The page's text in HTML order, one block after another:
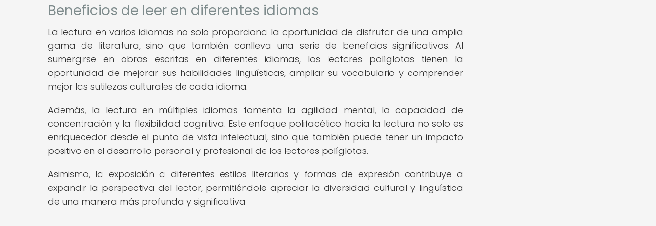
Beneficios de leer en diferentes idiomas
La lectura en varios idiomas no solo proporciona la oportunidad de disfrutar de una amplia
gama de literatura, sino que también conlleva una serie de beneficios significativos. Al
sumergirse en obras escritas en diferentes idiomas, los lectores políglotas tienen la
oportunidad de mejorar sus habilidades lingüísticas, ampliar su vocabulario y comprender
mejor las sutilezas culturales de cada idioma.
Además, la lectura en múltiples idiomas fomenta la agilidad mental, la capacidad de
concentración y la flexibilidad cognitiva. Este enfoque polifacético hacia la lectura no solo es
enriquecedor desde el punto de vista intelectual, sino que también puede tener un impacto
positivo en el desarrollo personal y profesional de los lectores políglotas.
Asimismo, la exposición a diferentes estilos literarios y formas de expresión contribuye a
expandir la perspectiva del lector, permitiéndole apreciar la diversidad cultural y lingüística
de una manera más profunda y significativa.